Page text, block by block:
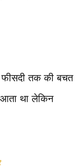
तक की बचत
था लेकिन